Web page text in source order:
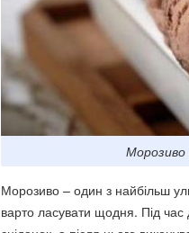
Морозиво – один з найбільш
варто ласувати щодня. Під